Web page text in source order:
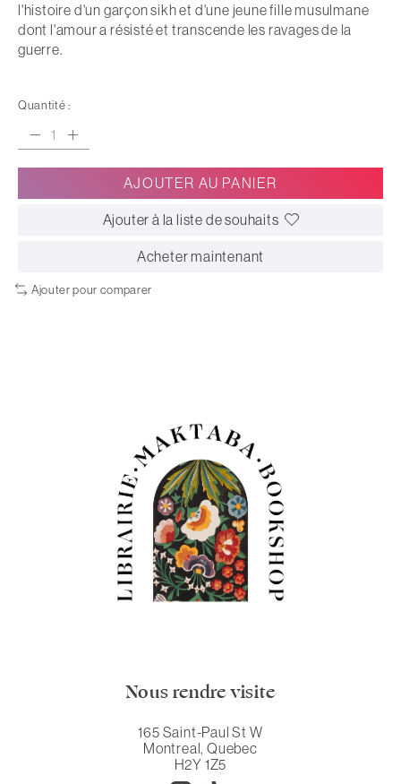
l'histoire d'un garçon sikh et d'une jeune fille musulmane
dont l'amour a résisté et transcende les ravages de la
guerre.
Quantité :
AJOUTER AU PANIER
Ajouter à la liste de souhaits
Acheter maintenant
Ajouter pour comparer
Nous rendre visite
165 Saint-Paul St W
Montreal, Quebec
H2Y 1Z5